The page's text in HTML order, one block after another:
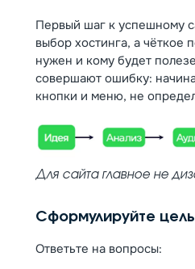
Первый шаг к успешному
выбор хостинга, а чёткое
нужен и кому будет
совершают ошибку:
кнопки и меню, не
Для сайта главное не
Сформулируйте
Ответьте на вопросы: